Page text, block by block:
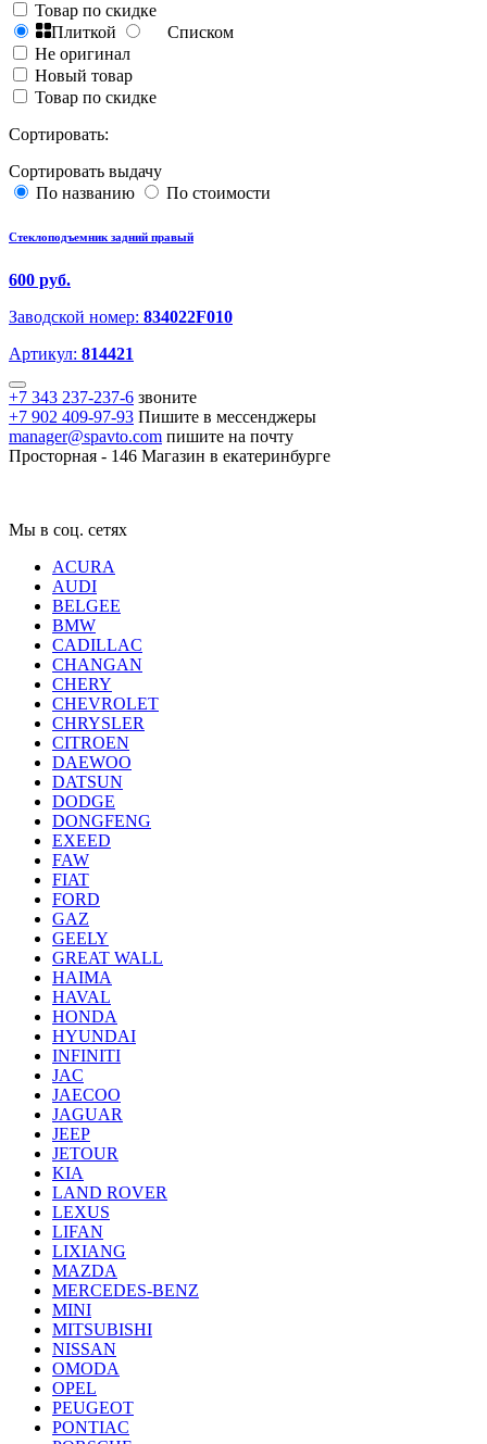
Товар по скидке
Плиткой
Списком
Не оригинал
Новый товар
Товар по скидке
Сортировать:
Сортировать выдачу
По названию
По стоимости
Стеклоподъемник задний правый
600 руб.
Заводской номер: 834022F010
Артикул: 814421
+7 343 237-237-6 звоните
+7 902 409-97-93 Пишите в мессенджеры
manager@spavto.com пишите на почту
Просторная - 146 Магазин в екатеринбурге
Мы в соц. сетях
ACURA
AUDI
BELGEE
BMW
CADILLAC
CHANGAN
CHERY
CHEVROLET
CHRYSLER
CITROEN
DAEWOO
DATSUN
DODGE
DONGFENG
EXEED
FAW
FIAT
FORD
GAZ
GEELY
GREAT WALL
HAIMA
HAVAL
HONDA
HYUNDAI
INFINITI
JAC
JAECOO
JAGUAR
JEEP
JETOUR
KIA
LAND ROVER
LEXUS
LIFAN
LIXIANG
MAZDA
MERCEDES-BENZ
MINI
MITSUBISHI
NISSAN
OMODA
OPEL
PEUGEOT
PONTIAC